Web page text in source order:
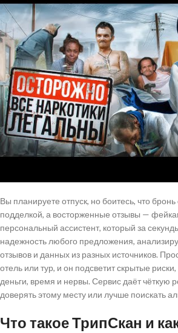
Вы планируете отпуск, но боитесь, что
подделкой, а восторженные отзывы —
персональный ассистент, который за
надежность любого предложения,
отзывов и данных из разных источников.
отель или тур, и он подсветит скрытые
деньги, время и нервы. Сервис даёт чёткую
доверять этому месту или лучше поискать
Что такое ТрипСкан и